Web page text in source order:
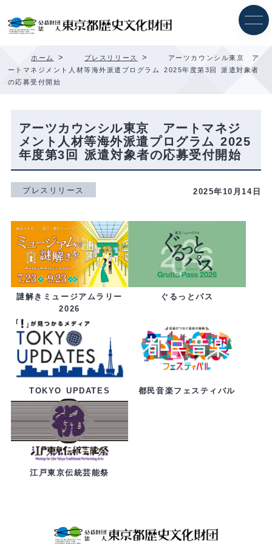
ホーム > プレスリリース >
アーツカウンシル東京 ア
ートマネジメント人材等海外派遣プログラム 2025年度第3回 派遣対象者
の応募受付開始
アーツカウンシル東京 アートマネジ
メント人材等海外派遣プログラム 2025
年度第3回 派遣対象者の応募受付開始
プレスリリース 2025年10月14日
謎解きミュージアムラリー
2026
ぐるっとパス
TOKYO UPDATES 都民音楽フェスティバル
江戸東京伝統芸能祭